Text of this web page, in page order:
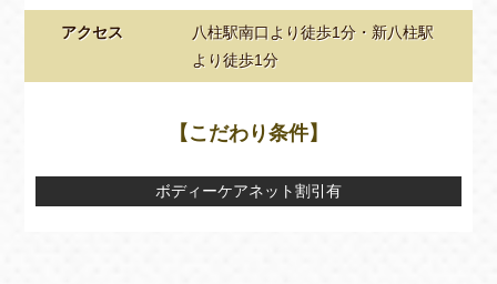
アクセス
八柱駅南口より徒歩1分・新八柱駅
より徒歩1分
【こだわり条件】
ボディーケアネット割引有